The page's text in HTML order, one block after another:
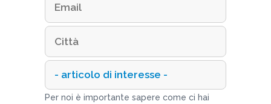
Per noi è importante sapere come ci hai